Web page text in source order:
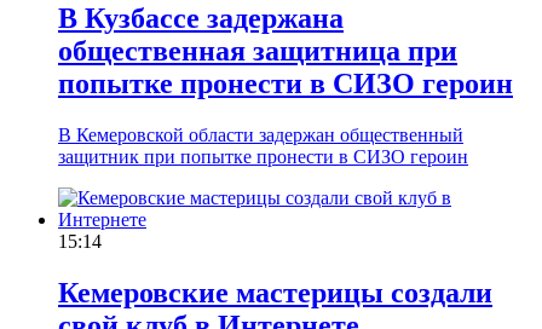
В Кузбассе задержана
общественная защитница при
попытке пронести в СИЗО героин
В Кемеровской области задержан общественный
защитник при попытке пронести в СИЗО героин
15:14
Кемеровские мастерицы создали